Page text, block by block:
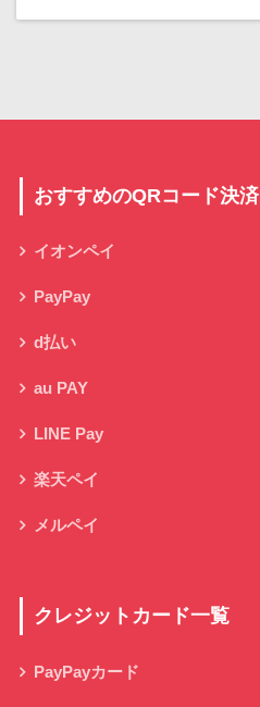
おすすめのQRコード決済
イオンペイ
PayPay
d払い
au PAY
LINE Pay
楽天ペイ
メルペイ
クレジットカード一覧
PayPayカード